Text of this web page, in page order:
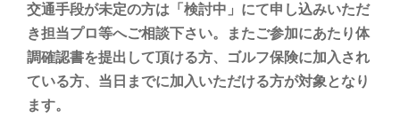
交通手段が未定の方は「検討中」にて申し込みいただ
き担当プロ等へご相談下さい。またご参加にあたり体
調確認書を提出して頂ける方、ゴルフ保険に加入され
ている方、当日までに加入いただける方が対象となり
ます。